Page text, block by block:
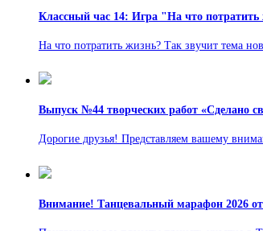
Классный час 14: Игра "На что потратить
На что потратить жизнь? Так звучит тема
Выпуск №44 творческих работ «Сделано
Дорогие друзья! Представляем вашему
Внимание! Танцевальный марафон 2026